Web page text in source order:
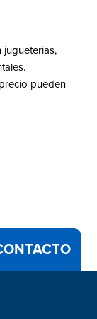
pueden